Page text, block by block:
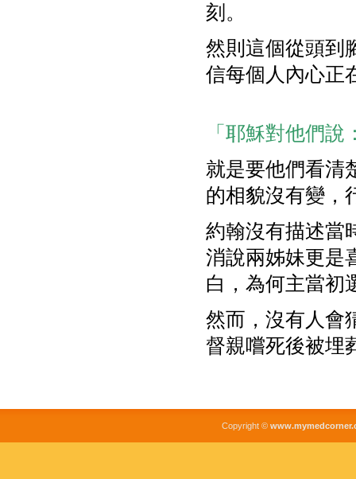
刻。
然則這個從頭到
信每個人內心正
「耶穌對他們
就是要他們看清
的相貌沒有變，
約翰沒有描述當
消說兩姊妹更是
白，為何主當初
然而，沒有人會
督親嚐死後被埋
Copyright ©